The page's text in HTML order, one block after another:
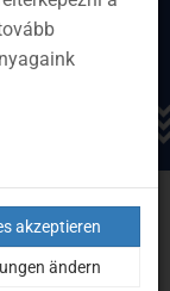
akzeptieren
ändern